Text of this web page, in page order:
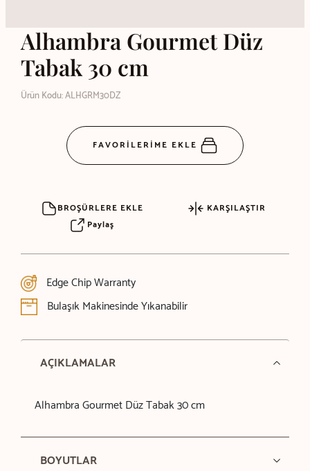
Alhambra Gourmet Düz
Tabak 30 cm
Ürün Kodu: ALHGRM30DZ
FAVORİLERİME EKLE
BROŞÜRLERE EKLE
KARŞILAŞTIR
Paylaş
Edge Chip Warranty
Bulaşık Makinesinde Yıkanabilir
AÇIKLAMALAR
Alhambra Gourmet Düz Tabak 30 cm
BOYUTLAR